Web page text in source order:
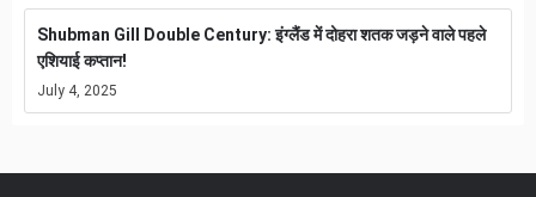
Shubman Gill Double Century: इंग्लैंड में दोहरा शतक जड़ने वाले पहले
एशियाई कप्तान!
July 4, 2025